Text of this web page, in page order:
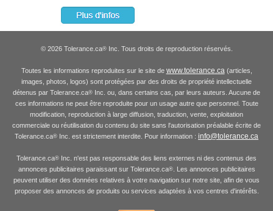
© 2026 Tolerance.ca®Inc. Tous droits de reproduction réservés.
Toutes les informations reproduites sur le site de www.tolerance.ca (articles,
images, photos, logos) sont protégées par des droits de propriété intellectuelle
détenus par Tolerance.ca® Inc. ou, dans certains cas, par leurs auteurs. Aucune de
ces informations ne peut être reproduite pour un usage autre que personnel. Toute
modification, reproduction à large diffusion, traduction, vente, exploitation
commerciale ou réutilisation du contenu du site sans l'autorisation préalable écrite de
Tolerance.ca® Inc. est strictement interdite. Pour information : info@tolerance.ca
Tolerance.ca® Inc. n'est pas responsable des liens externes ni des contenus des
annonces publicitaires paraissant sur Tolerance.ca®. Les annonces publicitaires
peuvent utiliser des données relatives à votre navigation sur notre site, afin de vous
proposer des annonces de produits ou services adaptées à vos centres d'intérêts.